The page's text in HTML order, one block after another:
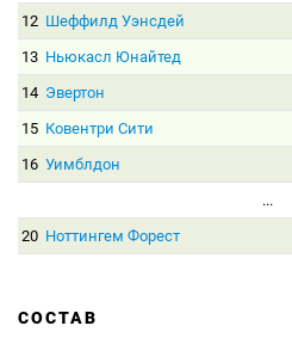
12 Шеффилд Уэнсдей
13 Ньюкасл Юнайтед
14 Эвертон
15 Ковентри Сити
16 Уимблдон
...
20 Ноттингем Форест
СОСТАВ